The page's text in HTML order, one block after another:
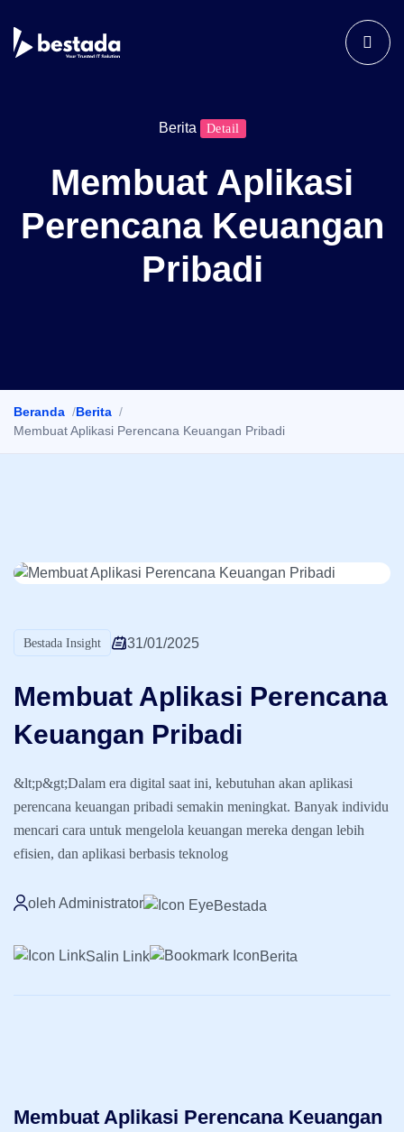
Berita Detail
Membuat Aplikasi
Perencana Keuangan
Pribadi
Beranda
Berita
Membuat Aplikasi Perencana Keuangan Pribadi
Bestada Insight 31/01/2025
Membuat Aplikasi Perencana
Keuangan Pribadi
&lt;p&gt;Dalam era digital saat ini, kebutuhan akan aplikasi
perencana keuangan pribadi semakin meningkat. Banyak individu
mencari cara untuk mengelola keuangan mereka dengan lebih
efisien, dan aplikasi berbasis teknolog
oleh Administrator Bestada
Salin Link Berita
Membuat Aplikasi Perencana Keuangan